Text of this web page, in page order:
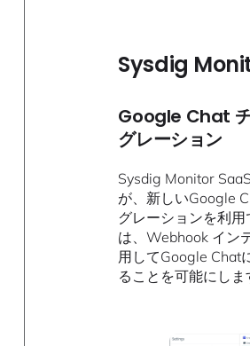
Sysdig
Google Chat
グレーション
Sysdig Monitor
が、新しいGoogle
グレーションを利
は、Webhook イン
用してGoogle Chat
ることを可能にしま